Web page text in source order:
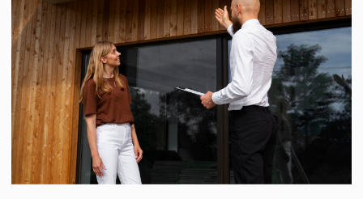
Разработка сайта
Согласие на обработку персональных данных